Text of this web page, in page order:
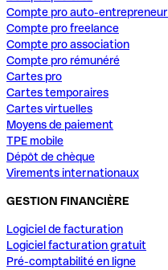
Compte pro auto-entrepreneur
Compte pro freelance
Compte pro association
Compte pro rémunéré
Cartes pro
Cartes temporaires
Cartes virtuelles
Moyens de paiement
TPE mobile
Dépôt de chèque
Virements internationaux
GESTION FINANCIÈRE
Logiciel de facturation
Logiciel facturation gratuit
Pré-comptabilité en ligne